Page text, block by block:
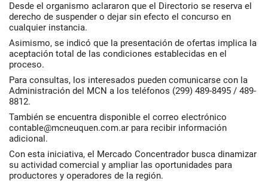
Desde el organismo aclararon que el Directorio se reserva el
derecho de suspender o dejar sin efecto el concurso en
cualquier instancia.
Asimismo, se indicó que la presentación de ofertas implica la
aceptación total de las condiciones establecidas en el
proceso.
Para consultas, los interesados pueden comunicarse con la
Administración del MCN a los teléfonos (299) 489-8495 / 489-
8812.
También se encuentra disponible el correo electrónico
contable@mcneuquen.com.ar para recibir información
adicional.
Con esta iniciativa, el Mercado Concentrador busca dinamizar
su actividad comercial y ampliar las oportunidades para
productores y operadores de la región.